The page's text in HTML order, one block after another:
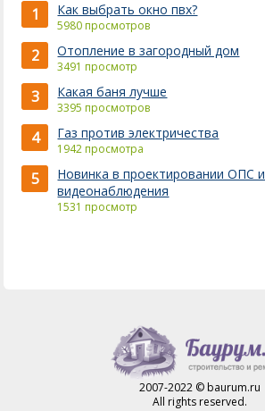
1 Как выбрать окно пвх?
5980 просмотров
2 Отопление в загородный дом
3491 просмотр
3 Какая баня лучше
3395 просмотров
4 Газ против электричества
1942 просмотра
5
Новинка в проектировании ОПС и
видеонаблюдения
1531 просмотр
2007-2022 © baurum.ru
All rights reserved.